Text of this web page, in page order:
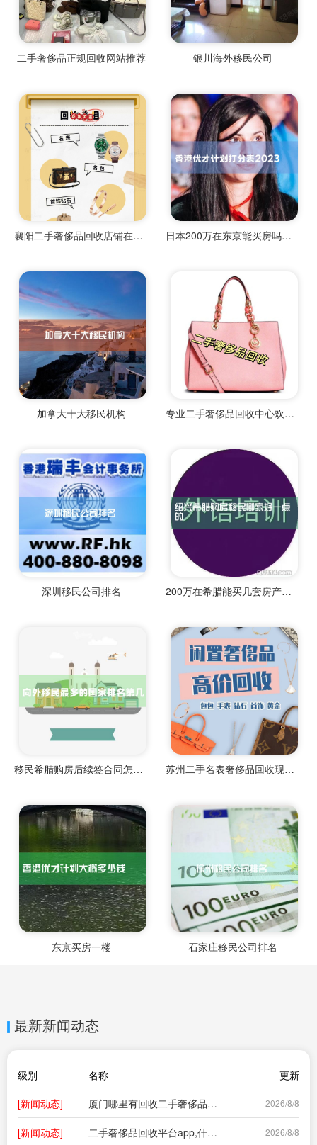
二手奢侈品正规回收网站推荐 银川海外移民公司
襄阳二手奢侈品回收店铺在哪儿 日本200万在东京能买房吗现在怎么样
加拿大十大移民机构 专业二手奢侈品回收中心欢迎来电
深圳移民公司排名 200万在希腊能买几套房产啊知乎
移民希腊购房后续签合同怎么办 苏州二手名表奢侈品回收现价多少钱一个
东京买房一楼 石家庄移民公司排名
最新新闻动态
级别 名称
更新
[新闻动态]
厦门哪里有回收二手奢侈品的地方啊,厦门有地方可以处理二手奢侈品的地方吗? 2026/8/8
[新闻动态] 二手奢侈品回收平台app,什么平台可以回收奢侈品 2026/8/8